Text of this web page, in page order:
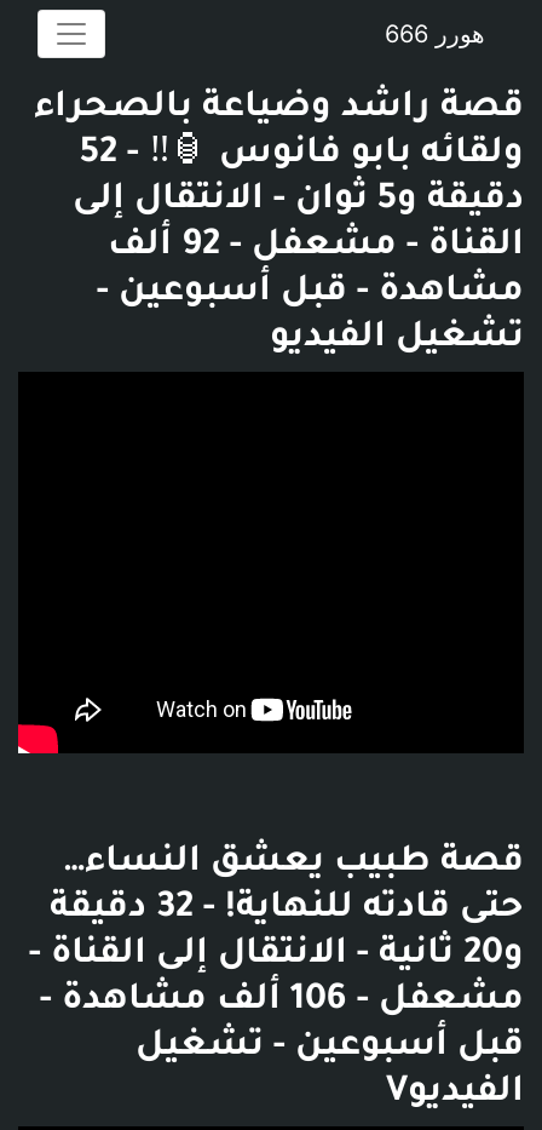
هورر 666
قصة راشد وضياعة بالصحراء
ولقائه بابو فانوس 🏮‼️ - 52
دقيقة و5 ثوان - الانتقال إلى
القناة - مشعفل - 92 ألف
مشاهدة - قبل أسبوعين -
تشغيل الفيديو
قصة طبيب يعشق النساء…
حتى قادته للنهاية! - 32 دقيقة
و20 ثانية - الانتقال إلى القناة -
مشعفل - 106 ألف مشاهدة -
قبل أسبوعين - تشغيل
الفيديوV